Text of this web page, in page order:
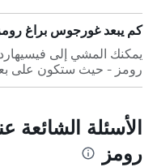
كم يبعد غورجوس براغ
يمكنك المشي إلى
رومز - حيث ستكون على بعد
الأسئلة
رومز